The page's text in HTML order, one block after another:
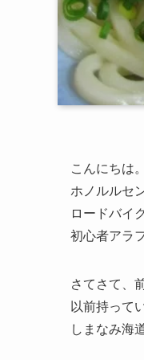
こんにちは。
ホノルルセ
ロードバイ
初心者アラ
さてさて、
以前持って
しまなみ海